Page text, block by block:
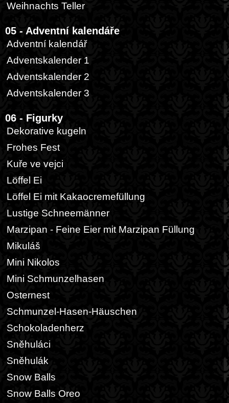
Weihnachts Teller
05 - Adventní kalendáře
Adventní kalendář
Adventskalender 1
Adventskalender 2
Adventskalender 3
06 - Figurky
Dekorative kugeln
Frohes Fest
Kuře ve vejci
Löffel Ei
Löffel Ei mit Kakaocremefüllung
Lustige Schneemänner
Marzipan - Feine Eier mit Marzipan Füllung
Mikuláš
Mini Nikolos
Mini Schmunzelhasen
Osternest
Schmunzel-Hasen-Häuschen
Schokoladenherz
Sněhuláci
Sněhulák
Snow Balls
Snow Balls Oreo